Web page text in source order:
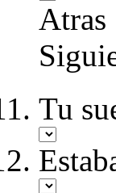
Atras
Tu